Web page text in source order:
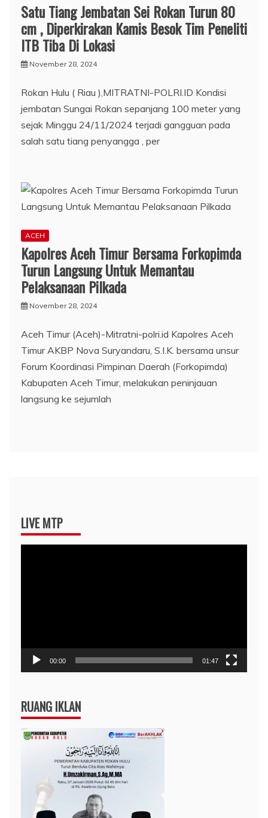
Satu Tiang Jembatan Sei Rokan Turun 80
cm , Diperkirakan Kamis Besok Tim Peneliti
ITB Tiba Di Lokasi
November 28, 2024
Rokan Hulu ( Riau ),MITRATNI-POLRI.ID Kondisi
jembatan Sungai Rokan sepanjang 100 meter yang
sejak Minggu 24/11/2024 terjadi gangguan pada
salah satu tiang penyangga , per
ACEH
Kapolres Aceh Timur Bersama Forkopimda
Turun Langsung Untuk Memantau
Pelaksanaan Pilkada
November 28, 2024
Aceh Timur (Aceh)-Mitratni-polri.id Kapolres Aceh
Timur AKBP Nova Suryandaru, S.I.K. bersama unsur
Forum Koordinasi Pimpinan Daerah (Forkopimda)
Kabupaten Aceh Timur, melakukan peninjauan
langsung ke sejumlah
LIVE MTP
00:00 01:47
RUANG IKLAN